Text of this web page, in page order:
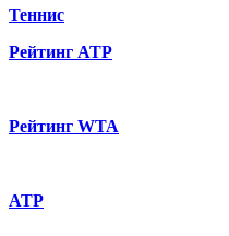
Теннис
Рейтинг ATP
Рейтинг WTA
ATP